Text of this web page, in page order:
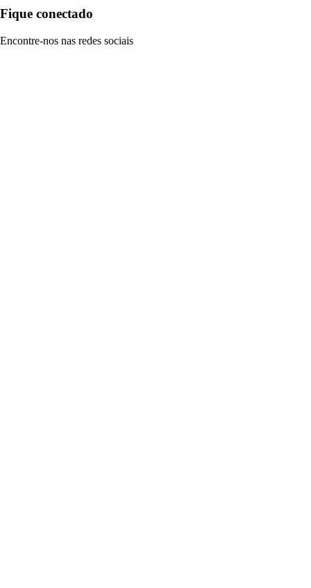
Fique conectado
Encontre-nos nas redes sociais